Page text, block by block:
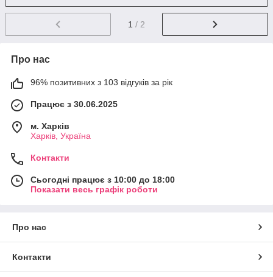
1 / 2
Про нас
96% позитивних з 103 відгуків за рік
Працює з 30.06.2025
м. Харків
Харків, Україна
Контакти
Сьогодні працює з 10:00 до 18:00
Показати весь графік роботи
Про нас
Контакти